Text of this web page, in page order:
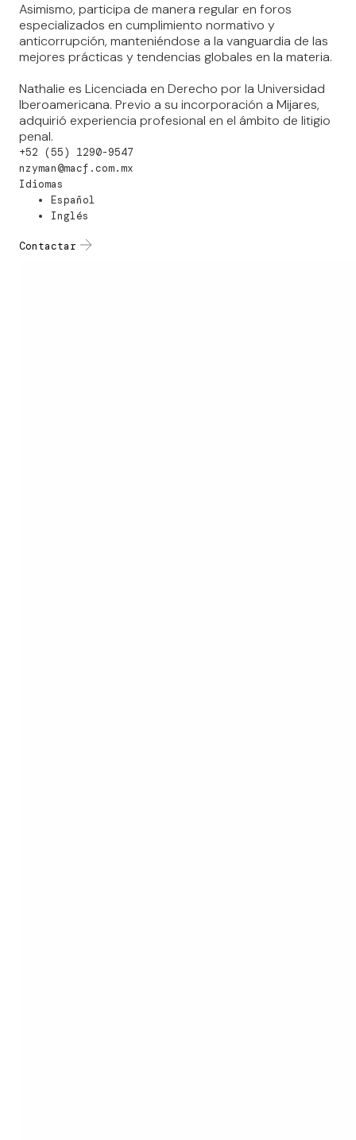
Asimismo, participa de manera regular en foros
especializados en cumplimiento normativo y
anticorrupción, manteniéndose a la vanguardia de las
mejores prácticas y tendencias globales en la materia.
Nathalie es Licenciada en Derecho por la Universidad
Iberoamericana. Previo a su incorporación a Mijares,
adquirió experiencia profesional en el ámbito de litigio
penal.
+52 (55) 1290-9547
nzyman@macf.com.mx
Idiomas
Español
Inglés
Contactar